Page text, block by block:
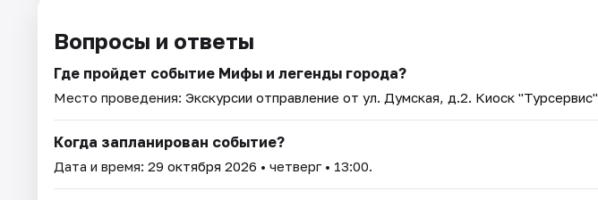
Вопросы и ответы
Где пройдет событие Мифы и легенды города?
Место проведения: Экскурсии отправление от ул. Думская, д.2. Киоск "Турсервис"
Когда запланирован событие?
Дата и время: 29 октября 2026 • четверг • 13:00.